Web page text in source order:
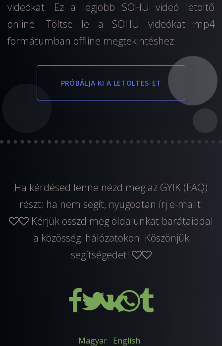
videókat. Ez a legjobb SOHU videó letöltő
online. Töltse le a SOHU videókat mp4
formátumban offline megtekintéshez.
PRÓBÁLJA KI A LETOLTES-ET
Ha kérdésed lenne nézd meg az GYIK (FAQ)
részt; ha nem segít, nyugodtan írj e-mailt.
Kérjük osszd meg oldalunkat barátaiddal
a közösségi hálózatokon. Köszönjük
segítségedet!
Magyar English